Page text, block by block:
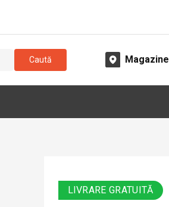
Caută Magazine
LIVRARE GRATUITĂ